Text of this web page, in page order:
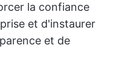
la confiance
et d'instaurer
et de